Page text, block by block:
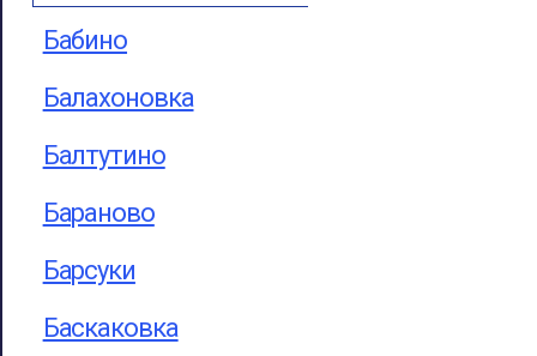
Бабино
Балахоновка
Балтутино
Бараново
Барсуки
Баскаковка